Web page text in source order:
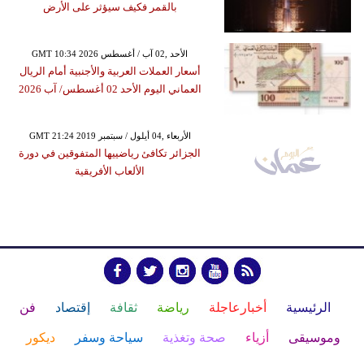
بالقمر فكيف سيؤثر على الأرض
GMT 10:34 2026 الأحد ,02 آب / أغسطس
أسعار العملات العربية والأجنبية أمام الريال
العماني اليوم الأحد 02 أغسطس/ آب 2026
GMT 21:24 2019 الأربعاء ,04 أيلول / سبتمبر
الجزائر تكافئ رياضييها المتفوقين في دورة
الألعاب الأفريقية
الرئيسية أخبارعاجلة رياضة ثقافة إقتصاد فن
وموسيقى أزياء صحة وتغذية سياحة وسفر ديكور